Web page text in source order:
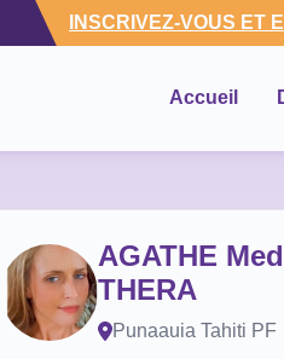
INSCRIVEZ-VOUS ET
Accueil
AGATHE
THERA
Punaauia Tahiti PF